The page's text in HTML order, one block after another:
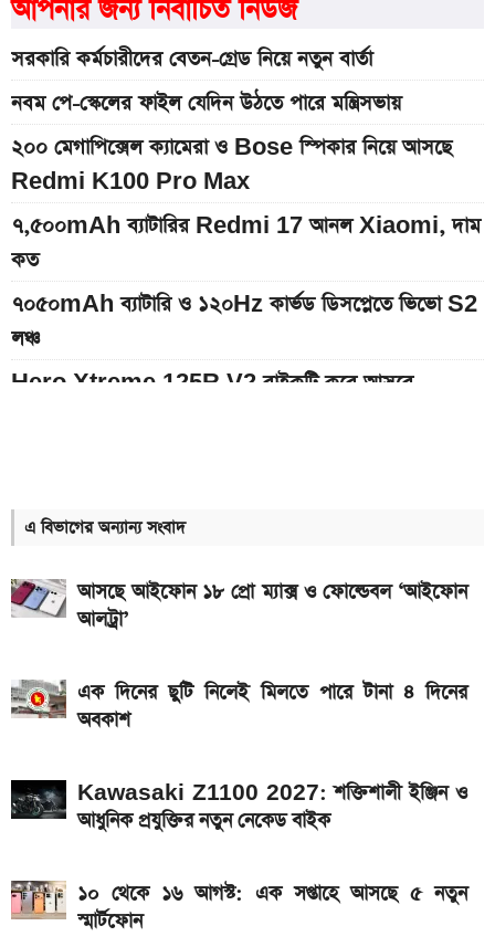
আপনার জন্য নির্বাচিত নিউজ
সরকারি কর্মচারীদের বেতন-গ্রেড নিয়ে নতুন বার্তা
নবম পে-স্কেলের ফাইল যেদিন উঠতে পারে মন্ত্রিসভায়
২০০ মেগাপিক্সেল ক্যামেরা ও Bose স্পিকার নিয়ে আসছে
Redmi K100 Pro Max
৭,৫০০mAh ব্যাটারির Redmi 17 আনল Xiaomi, দাম
কত
৭০৫০mAh ব্যাটারি ও ১২০Hz কার্ভড ডিসপ্লেতে ভিভো S2
লঞ্চ
Hero Xtreme 125R V2 বাইকটি কবে আসবে
আজকের স্বর্ণের বাজারদর: ০৮ আগস্ট ২০২৬
ইন্টার মায়ামি বনাম মন্তের ম্যাচ; সরাসরি যেভাবে দেখবেন
আগামী সপ্তাহেই সুখবর, বেতন-ইনক্রিমেট নিয়ে যা জানা গেল
Bajaj Pulsar N160 S ও N160 SS লঞ্চ, থাকছে ৪-
ভালভ ইঞ্জিন ও TFT ডিসপ্লে
মালয়েশিয়ায় যেতে বাংলাদেশিদের আবেদন শুরু, অগ্রাধিকার
iQOO Z11-এ থাকছে ৬.৮৩ ইঞ্চির কার্ভড AMOLED
ডিসপ্লে, থাকছে সরু ফ্রেম
৭৫০০mAh ব্যাটারি নিয়ে বাজারে এলো Redmi 17 5G
ও 4G
এ বিভাগের অন্যান্য সংবাদ
আসছে আইফোন ১৮ প্রো ম্যাক্স ও ফোল্ডেবল ‘আইফোন
আলট্রা’
এক দিনের ছুটি নিলেই মিলতে পারে টানা ৪ দিনের
অবকাশ
Kawasaki Z1100 2027: শক্তিশালী ইঞ্জিন ও
আধুনিক প্রযুক্তির নতুন নেকেড বাইক
১০ থেকে ১৬ আগস্ট: এক সপ্তাহে আসছে ৫ নতুন
স্মার্টফোন